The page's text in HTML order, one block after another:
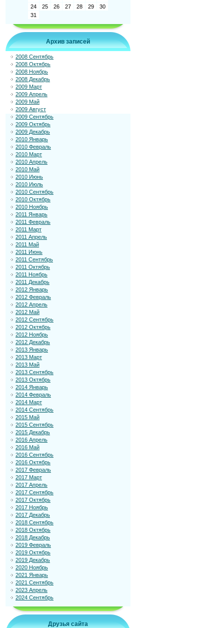
24
25 26 27 28 29
30
31
Архив записей
2008 Сентябрь
2008 Октябрь
2008 Ноябрь
2008 Декабрь
2009 Март
2009 Апрель
2009 Май
2009 Август
2009 Сентябрь
2009 Октябрь
2009 Декабрь
2010 Январь
2010 Февраль
2010 Март
2010 Апрель
2010 Май
2010 Июнь
2010 Июль
2010 Сентябрь
2010 Октябрь
2010 Ноябрь
2011 Январь
2011 Февраль
2011 Март
2011 Апрель
2011 Май
2011 Июнь
2011 Сентябрь
2011 Октябрь
2011 Ноябрь
2011 Декабрь
2012 Январь
2012 Февраль
2012 Апрель
2012 Май
2012 Сентябрь
2012 Октябрь
2012 Ноябрь
2012 Декабрь
2013 Январь
2013 Март
2013 Май
2013 Сентябрь
2013 Октябрь
2014 Январь
2014 Февраль
2014 Март
2014 Сентябрь
2015 Май
2015 Сентябрь
2015 Декабрь
2016 Апрель
2016 Май
2016 Сентябрь
2016 Октябрь
2017 Февраль
2017 Март
2017 Апрель
2017 Сентябрь
2017 Октябрь
2017 Ноябрь
2017 Декабрь
2018 Сентябрь
2018 Октябрь
2018 Декабрь
2019 Февраль
2019 Октябрь
2019 Декабрь
2020 Ноябрь
2021 Январь
2021 Сентябрь
2023 Апрель
2024 Сентябрь
Друзья сайта